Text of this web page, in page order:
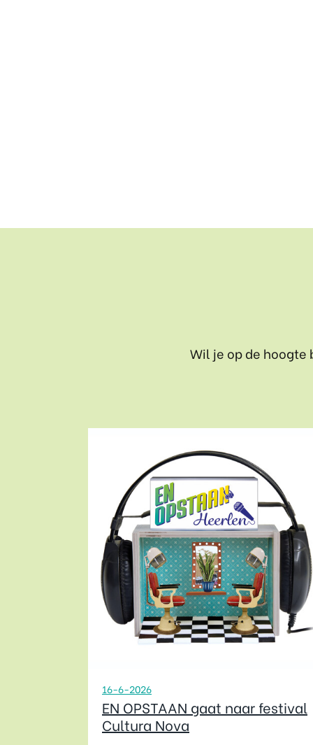
Wil je op de hoogte
16-6-2026
EN OPSTAAN gaat naar festival
Cultura Nova